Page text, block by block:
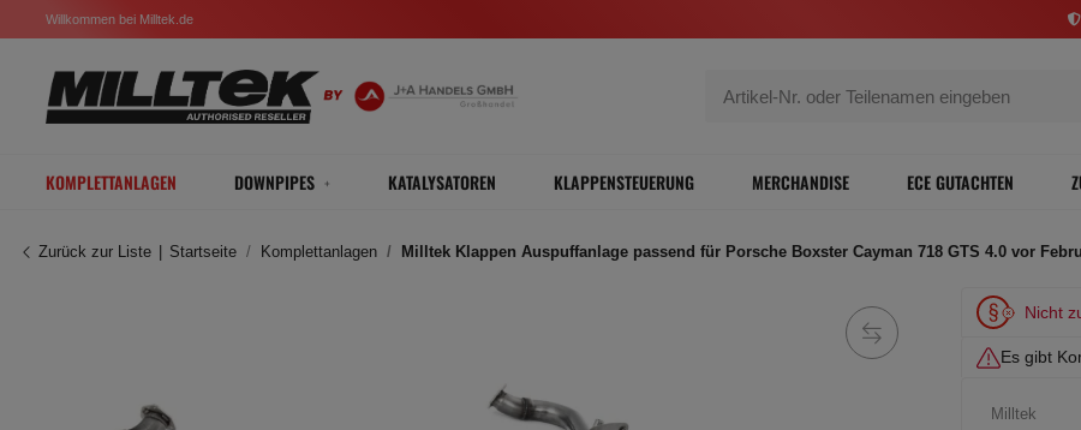
Willkommen bei Milltek.de
KOMPLETTANLAGEN DOWNPIPES KATALYSATOREN KLAPPENSTEUERUNG MERCHANDISE ECE GUTACHTEN
Zurück zur Liste Startseite Komplettanlagen Milltek Klappen Auspuffanlage passend für Porsche Boxster Cayman 718 GTS 4.0 vor
Nicht
Es gibt
Milltek